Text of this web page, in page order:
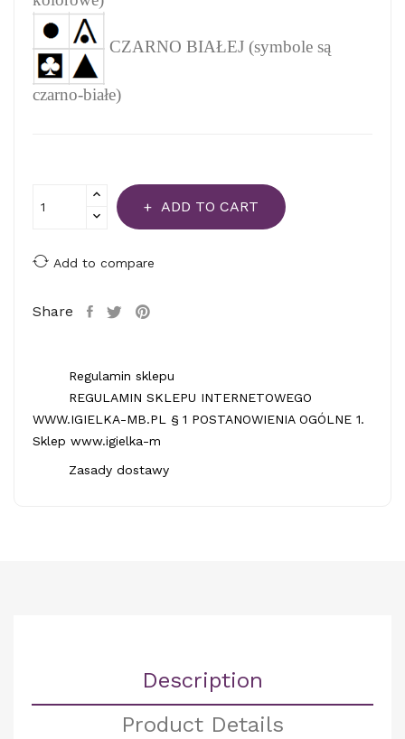
CZARNO BIAŁEJ (symbole są
czarno-białe)
ADD TO CART
Add to compare
Share
Regulamin sklepu
REGULAMIN SKLEPU INTERNETOWEGO
WWW.IGIELKA-MB.PL § 1 POSTANOWIENIA OGÓLNE 1.
Sklep www.igielka-m
Zasady dostawy
Description
Product Details